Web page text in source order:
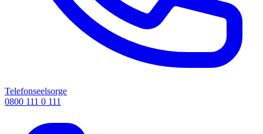
Telefonseelsorge
0800 111 0 111